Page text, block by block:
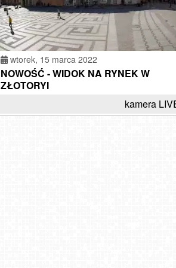
wtorek, 15 marca 2022
NOWOŚĆ - WIDOK NA RYNEK W
ZŁOTORYI
kamera